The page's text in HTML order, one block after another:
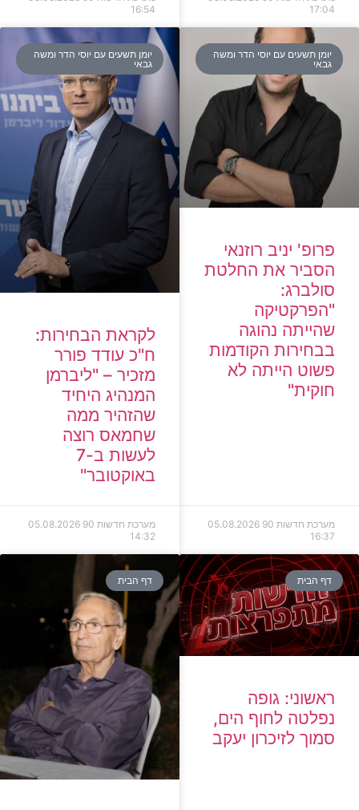
17:04
16:54
יומן תשעים עם יוסי הדר ומשה
גבאי
פרופ' יניב רוזנאי
הסביר את החלטת
סולברג:
"הפרקטיקה
שהייתה נהוגה
בבחירות הקודמות
פשוט הייתה לא
חוקית"
מערכת חדשות 90
05.08.2026
16:37
יומן תשעים עם יוסי הדר ומשה
גבאי
לקראת הבחירות:
ח"כ עודד פורר
מזכיר – "ליברמן
המנהיג היחיד
שהזהיר ממה
שחמאס רוצה
לעשות ב-7
באוקטובר"
מערכת חדשות 90
05.08.2026
14:32
דף הבית
ראשוני: גופה
נפלטה לחוף הים,
סמוך לזיכרון יעקב
דף הבית